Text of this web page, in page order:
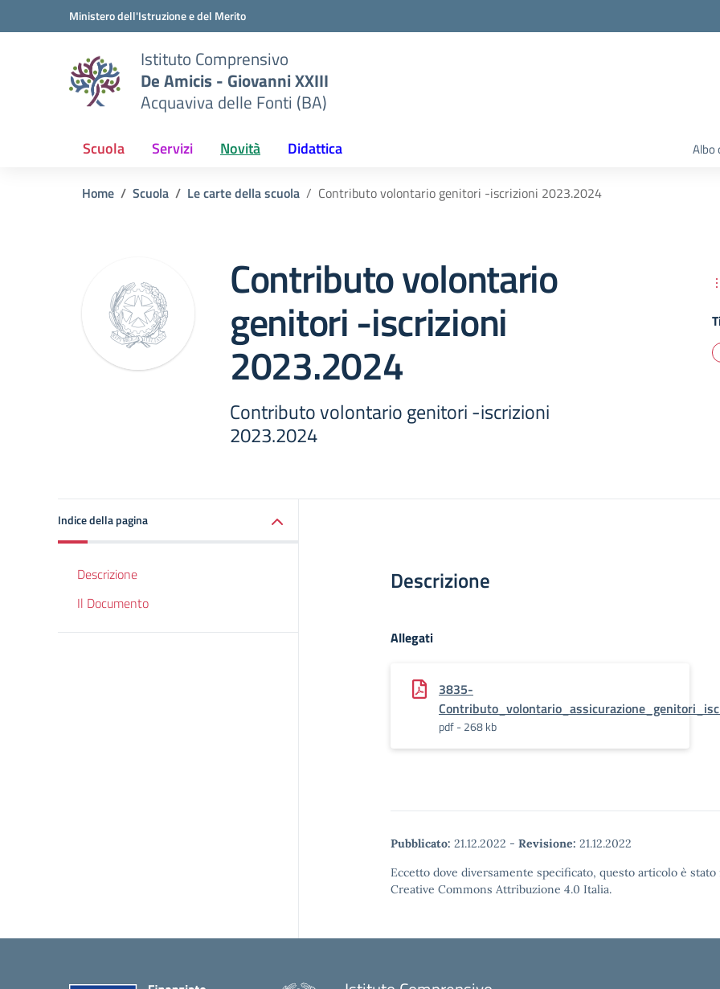
Vai ai contenuti
Vai al menu di navigazioneMinistero dell'Istruzione e del Merito
Istituto Comprensivo
De Amicis - Giovanni XXIII
Acquaviva delle Fonti (BA)
Scuola Servizi Novità Didattica Albo
Home Scuola Le carte della scuola Contributo volontario genitori -iscrizioni 2023.2024
Contributo volontario
genitori -iscrizioni
2023.2024
Contributo volontario genitori -iscrizioni
2023.2024
Indice della pagina
Descrizione
Il Documento
Descrizione
Allegati
3835-
pdf - 268 kb
Pubblicato: 21.12.2022 - Revisione: 21.12.2022
Eccetto dove diversamente specificato, questo articolo è
Creative Commons Attribuzione 4.0 Italia.